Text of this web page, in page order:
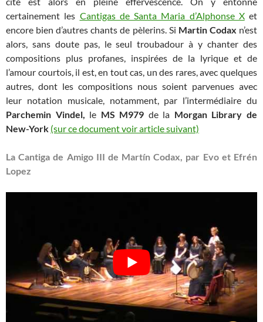
certainement les Cantigas de Santa Maria d’Alphonse Xet
encore bien d’autres chants de pèlerins. Si Martin Codax n’est
alors, sans doute pas, le seul troubadour à y chanter des
compositions plus profanes, inspirées de la lyrique et de
l’amour courtois, il est, en tout cas, un des rares, avec quelques
autres, dont les compositions nous soient parvenues avec
leur notation musicale, notamment, par l’intermédiaire du
Parchemin Vindel, le MS M979 de la Morgan Library de
New-York (sur ce document voir article suivant)
La Cantiga de Amigo III de Martín Codax, par Evo et Efrén
Lopez